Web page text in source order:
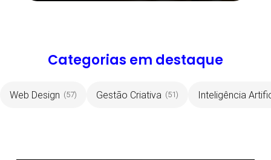
Categorias em destaque
Web Design (57) Gestão Criativa (51) Inteligência